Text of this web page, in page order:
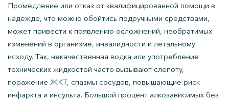
Промедление или отказ от квалифицированной помощи в
надежде, что можно обойтись подручными средствами,
может привести к появлению осложнений, необратимых
изменений в организме, инвалидности и летальному
исходу. Так, некачественная водка или употребление
технических жидкостей часто вызывают слепоту,
поражение ЖКТ, спазмы сосудов, повышающие риск
инфаркта и инсульта. Большой процент алкозависимых без